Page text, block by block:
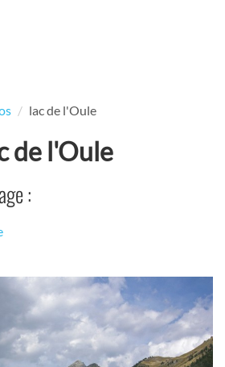
lac de l'Oule
de l'Oule
: